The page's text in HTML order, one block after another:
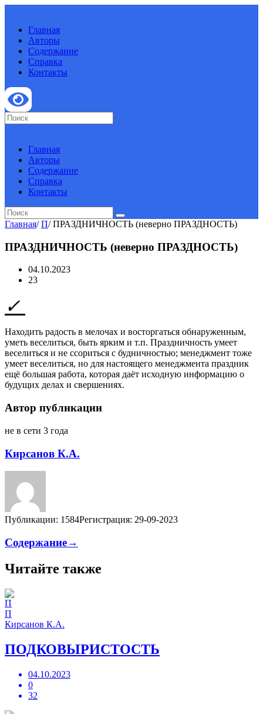
Главная
Авторы
Содержание
Справка
Контакты
Главная
Авторы
Содержание
Справка
Контакты
Главная/ П/ ПРАЗДНИЧНОСТЬ (неверно ПРАЗДНОСТЬ)
ПРАЗДНИЧНОСТЬ (неверно ПРАЗДНОСТЬ)
04.10.2023
23
Находить радость в мелочах и восторгаться обнаруженным,
уметь веселиться, быть ярким и т.п. Праздничность умеет
веселиться и не ссориться с будничностью; менеджмент тоже
умеет веселиться, но для настоящего менеджмента праздник
ещё большая работа, которая даёт исходную информацию о
будущих делах и свершениях.
Автор публикации
не в сети 3 года
Кирсанов К.А.
Публикации: 1584Регистрация: 29-09-2023
Содержание→
Читайте также
П
Кирсанов К.А.
ПОДКОВЫРИСТОСТЬ
04.10.2023
0
32